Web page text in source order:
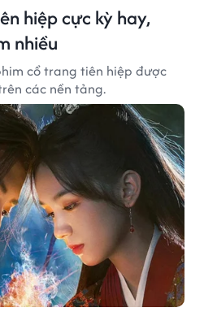
hiệp cực kỳ hay,
nhiều
cổ trang tiên hiệp được
các nền tảng.